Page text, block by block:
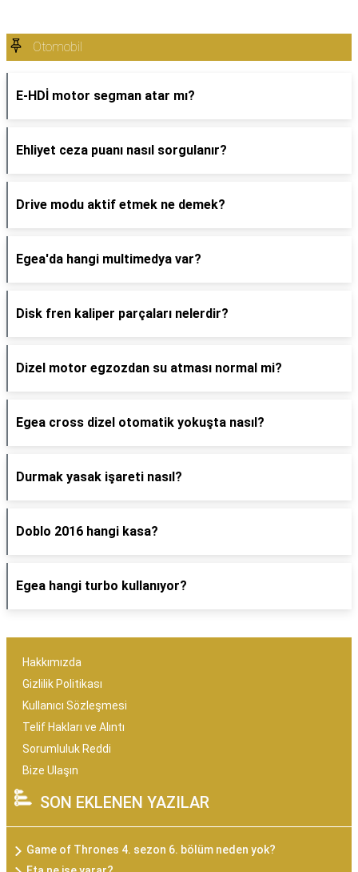
Otomobil
E-HDİ motor segman atar mı?
Ehliyet ceza puanı nasıl sorgulanır?
Drive modu aktif etmek ne demek?
Egea'da hangi multimedya var?
Disk fren kaliper parçaları nelerdir?
Dizel motor egzozdan su atması normal mi?
Egea cross dizel otomatik yokuşta nasıl?
Durmak yasak işareti nasıl?
Doblo 2016 hangi kasa?
Egea hangi turbo kullanıyor?
Hakkımızda
Gizlilik Politikası
Kullanıcı Sözleşmesi
Telif Hakları ve Alıntı
Sorumluluk Reddi
Bize Ulaşın
SON EKLENEN YAZILAR
Game of Thrones 4. sezon 6. bölüm neden yok?